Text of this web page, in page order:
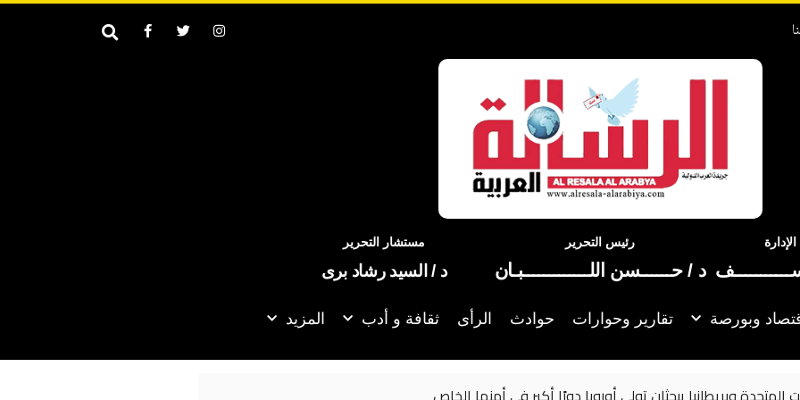
رئيس التحرير
د / حــــــسن اللـــــــــــــبـان
مستشار التحرير
د / السيد رشاد برى
وبورصة تقارير وحوارات حوادث الرأى ثقافة و أدب المزيد